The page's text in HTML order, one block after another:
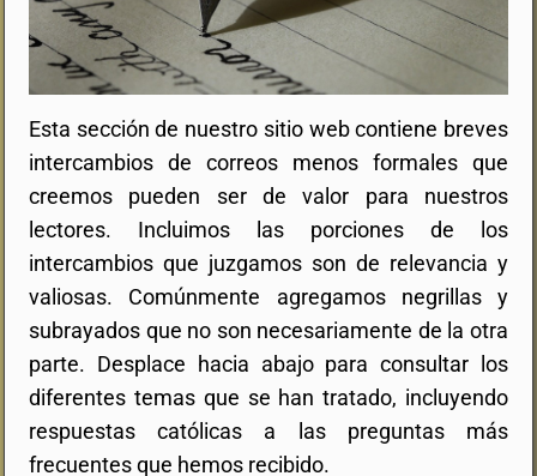
Esta sección de nuestro sitio web contiene breves
intercambios de correos menos formales que
creemos pueden ser de valor para nuestros
lectores. Incluimos las porciones de los
intercambios que juzgamos son de relevancia y
valiosas. Comúnmente agregamos negrillas y
subrayados que no son necesariamente de la otra
parte. Desplace hacia abajo para consultar los
diferentes temas que se han tratado, incluyendo
respuestas católicas a las preguntas más
frecuentes que hemos recibido.